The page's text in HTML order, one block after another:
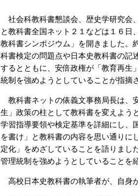
社会科教科書懇談会、歴史学研究会
と教科書全国ネット２１などは１６日
教科書シンポジウム」を開きました。
科書検定の問題点や日本史教科書の記
するとともに、安倍政権が「教育再生
統制を強めようとしていることが指摘
教科書ネットの俵義文事務局長は、
生」政策の柱として教科書を変えよう
学習指導要領や検定基準を詳細にし、
を書け」と教科書の内容を思い通りに
定化」をめざしていることを語りまし
管理統制を強めようとしていることを
高校日本史教科書の執筆者が、自身